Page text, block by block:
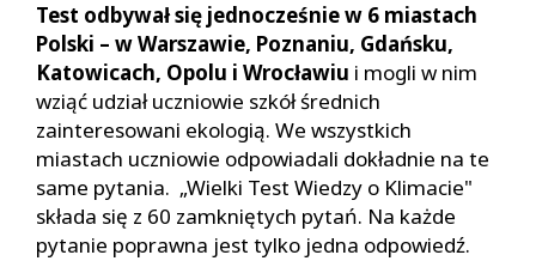
Test odbywał się jednocześnie w 6 miastach
Polski – w Warszawie, Poznaniu, Gdańsku,
Katowicach, Opolu i Wrocławiu i mogli w nim
wziąć udział uczniowie szkół średnich
zainteresowani ekologią. We wszystkich
miastach uczniowie odpowiadali dokładnie na te
same pytania. „Wielki Test Wiedzy o Klimacie"
składa się z 60 zamkniętych pytań. Na każde
pytanie poprawna jest tylko jedna odpowiedź.